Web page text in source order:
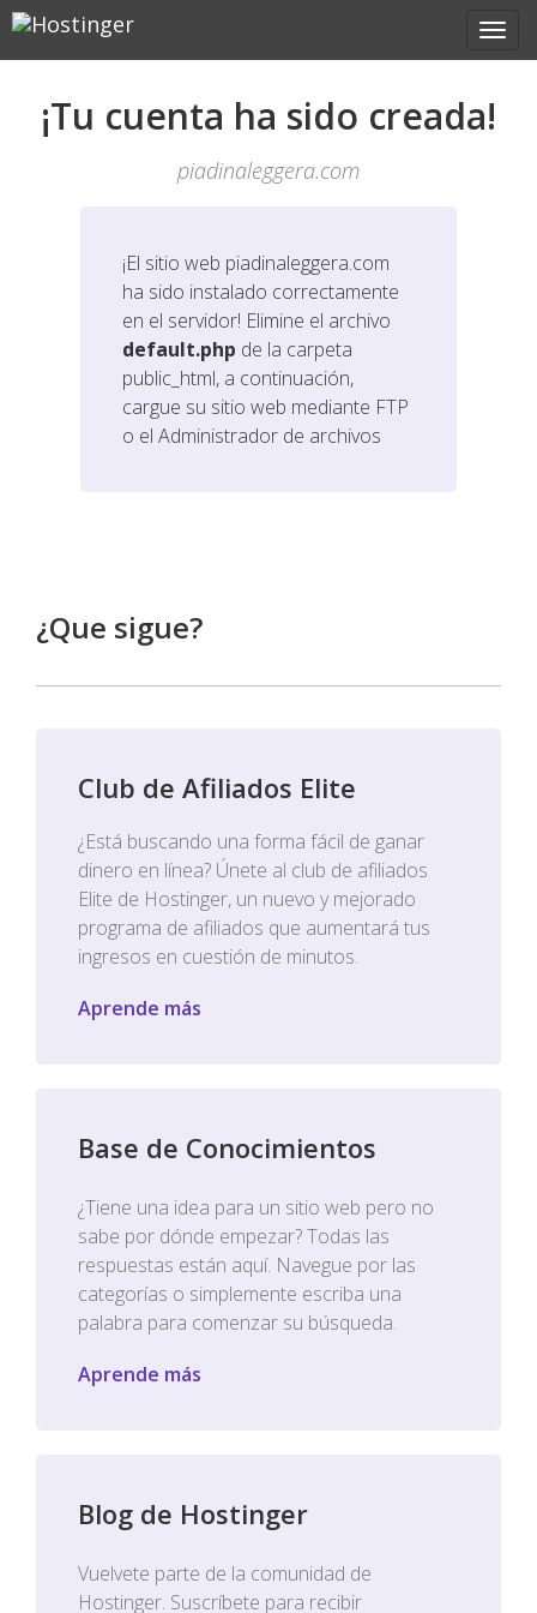
¡Tu cuenta ha sido creada!
piadinaleggera.com
¡El sitio web piadinaleggera.com
ha sido instalado correctamente
en el servidor! Elimine el archivo
default.php de la carpeta
public_html, a continuación,
cargue su sitio web mediante FTP
o el Administrador de archivos
¿Que sigue?
Club de Afiliados Elite
¿Está buscando una forma fácil de ganar
dinero en línea? Únete al club de afiliados
Elite de Hostinger, un nuevo y mejorado
programa de afiliados que aumentará tus
ingresos en cuestión de minutos.
Aprende más
Base de Conocimientos
¿Tiene una idea para un sitio web pero no
sabe por dónde empezar? Todas las
respuestas están aquí. Navegue por las
categorías o simplemente escriba una
palabra para comenzar su búsqueda.
Aprende más
Blog de Hostinger
Vuelvete parte de la comunidad de
Hostinger. Suscríbete para recibir